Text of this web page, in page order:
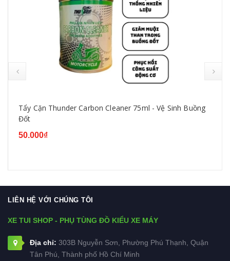
Tẩy Cặn Thunder Carbon Cleaner 75ml - Vệ Sinh Buồng
Đốt
50.000₫
LIÊN HỆ VỚI CHÚNG TÔI
XE TUI SHOP - PHỤ TÙNG ĐỒ KIỂU XE MÁY
Địa chỉ: 303B Nguyễn Sơn, Phường Phú Thạnh, Quận
Tân Phú, Thành phố Hồ Chí Minh